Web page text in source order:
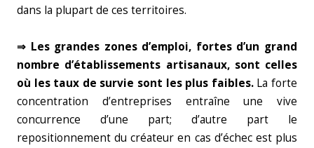
dans la plupart de ces territoires.
⇒ Les grandes zones d’emploi, fortes d’un grand
nombre d’établissements artisanaux, sont celles
où les taux de survie sont les plus faibles.La forte
concentration d’entreprises entraîne une vive
concurrence d’une part; d’autre part le
repositionnement du créateur en cas d’échec est plus